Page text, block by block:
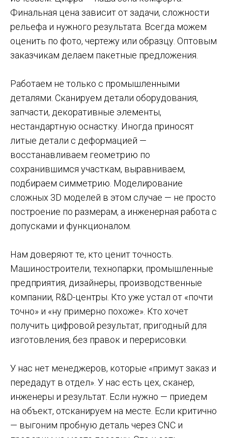
Финальная цена зависит от задачи, сложности
рельефа и нужного результата. Всегда можем
оценить по фото, чертежу или образцу. Оптовым
заказчикам делаем пакетные предложения.
Работаем не только с промышленными
деталями. Сканируем детали оборудования,
запчасти, декоративные элементы,
нестандартную оснастку. Иногда приносят
литые детали с деформацией —
восстанавливаем геометрию по
сохранившимся участкам, выравниваем,
подбираем симметрию. Моделирование
сложных 3D моделей в этом случае — не просто
построение по размерам, а инженерная работа с
допусками и функционалом.
Нам доверяют те, кто ценит точность.
Машиностроители, технопарки, промышленные
предприятия, дизайнеры, производственные
компании, R&D-центры. Кто уже устал от «почти
точно» и «ну примерно похоже». Кто хочет
получить цифровой результат, пригодный для
изготовления, без правок и перерисовки.
У нас нет менеджеров, которые «примут заказ и
передадут в отдел». У нас есть цех, сканер,
инженеры и результат. Если нужно — приедем
на объект, отсканируем на месте. Если критично
— выгоним пробную деталь через CNC и